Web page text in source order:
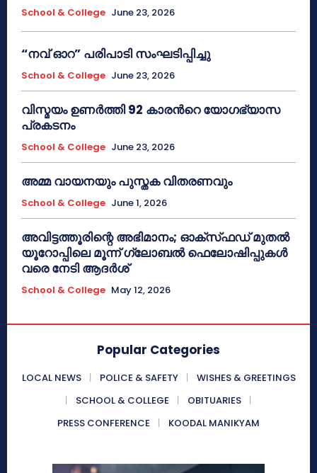
School & College June 23, 2026
“നവ് ഓറ” പരിപാടി സംഘടിപ്പിച്ചു
School & College June 23, 2026
വിസ്മയം ഉണർത്തി 92 കാരൻറെ യോഗഭ്യാസ
പ്രകടനം
School & College June 23, 2026
അമ്മ വായനയും പുസ്തക വിതരണവും
School & College June 1, 2026
അവിട്ടത്തൂരിന്റെ അഭിമാനം; ഓക്‌സ്‌ഫഡ് മുതൽ
യൂറോപ്പിലെ മൂന്ന് ഗ്ലോബൽ ഫെലോഷിപ്പുകൾ
വരെ നേടി ആദർശ്
School & College May 12, 2026
Popular Categories
LOCAL NEWS POLICE & SAFETY
WISHES & GREETINGS
SCHOOL & COLLEGE
OBITUARIES
PRESS CONFERENCE
KOODAL MANIKYAM